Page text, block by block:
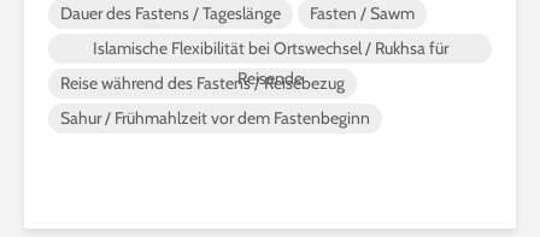
Dauer des Fastens / Tageslänge
Fasten / Sawm
Islamische Flexibilität bei Ortswechsel / Rukhsa für
Reisende
Reise während des Fastens / Reisebezug
Sahur / Frühmahlzeit vor dem Fastenbeginn